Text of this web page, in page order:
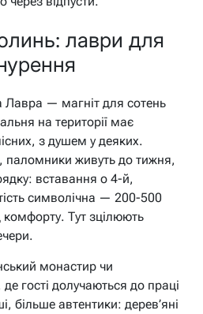
лаври для
Лавра — магніт для сотень
на території має
з душем у деяких.
паломники живуть до тижня,
вставання о 4-й,
символічна — 200-500
Тут зцілюють
монастир чи
гості долучаються до праці
більше автентики: дерев’яні